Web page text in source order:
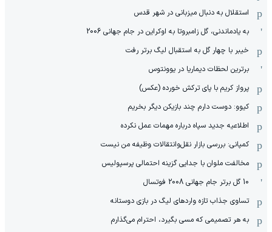
استقلال به دنبال میزبانی در شهر قدس
به یادماندنی، گل زامبروتا به اوکراین در جام جهانی 2006
خیبر با چهار گل به استقبال لیگ برتر رفت
برترین لحظات دیماریا در یوونتوس
پرواز کریم با پای ترکش خورده (عکس)
کیوو: دوست دارم چند بازیکن دیگر بخریم
اطلاعیه جدید سپاه درباره مهمات عمل نکرده
کمپانی: بررسی بازار نقل‌وانتقالات وظیفه من نیست
مخالفت ملوان با جدایی گزینه احتمالی پرسپولیس
10 گل برتر جام جهانی 2008 فوتسال
تساوی جذاب تازه واردهای لیگ در بازی دوستانه
به هر تصمیمی که مسی بگیرد، احترام می‌گذارم